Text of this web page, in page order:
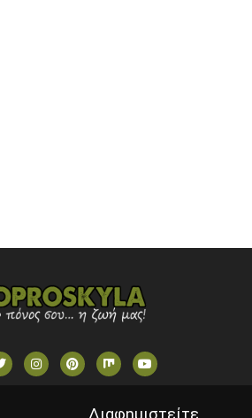
Διαφημιστείτε